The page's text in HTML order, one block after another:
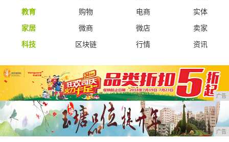
教育
购物 电商
实体
家居
微商 微店
卖家
科技
区块链 行情 资讯
广告
广告